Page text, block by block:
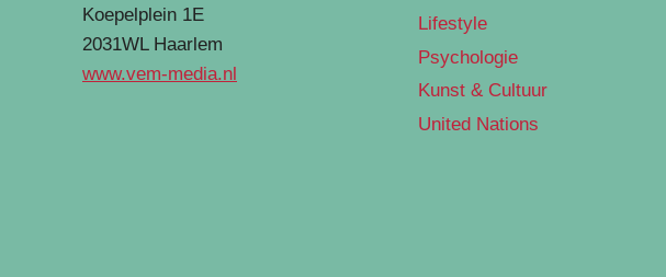
Koepelplein 1E
2031WL Haarlem
www.vem-media.nl
Lifestyle
Psychologie
Kunst & Cultuur
United Nations